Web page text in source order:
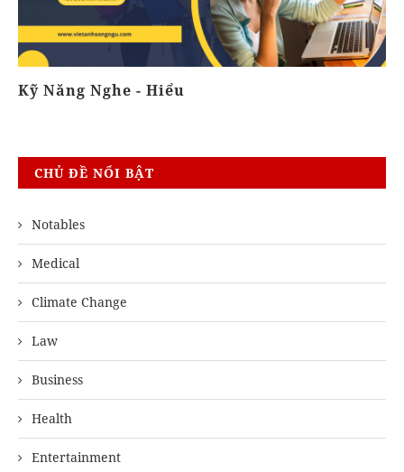
Kỹ Năng Nghe - Hiểu
CHỦ ĐỀ NỔI BẬT
Notables
Medical
Climate Change
Law
Business
Health
Entertainment